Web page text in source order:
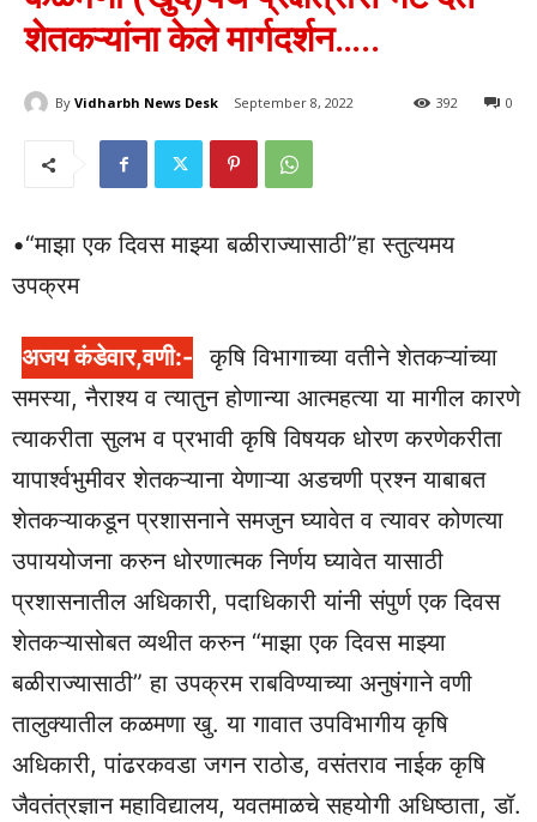
शेतकऱ्यांना केले मार्गदर्शन…..
By Vidharbh News Desk September 8, 2022 0
392
•“माझा एक दिवस माझ्या बळीराज्यासाठी”हा स्तुत्यमय
उपक्रम
अजय कंडेवार,वणी:- कृषि विभागाच्या वतीने शेतकऱ्यांच्या
समस्या, नैराश्य व त्यातुन होणान्या आत्महत्या या मागील कारणे
त्याकरीता सुलभ व प्रभावी कृषि विषयक धोरण करणेकरीता
यापार्श्वभुमीवर शेतकऱ्याना येणाऱ्या अडचणी प्रश्न याबाबत
शेतकऱ्याकडून प्रशासनाने समजुन घ्यावेत व त्यावर कोणत्या
उपाययोजना करुन धोरणात्मक निर्णय घ्यावेत यासाठी
प्रशासनातील अधिकारी, पदाधिकारी यांनी संपुर्ण एक दिवस
शेतकऱ्यासोबत व्यथीत करुन “माझा एक दिवस माझ्या
बळीराज्यासाठी” हा उपक्रम राबविण्याच्या अनुषंगाने वणी
तालुक्यातील कळमणा खु. या गावात उपविभागीय कृषि
अधिकारी, पांढरकवडा जगन राठोड, वसंतराव नाईक कृषि
जैवतंत्रज्ञान महाविद्यालय, यवतमाळचे सहयोगी अधिष्ठाता, डॉ.